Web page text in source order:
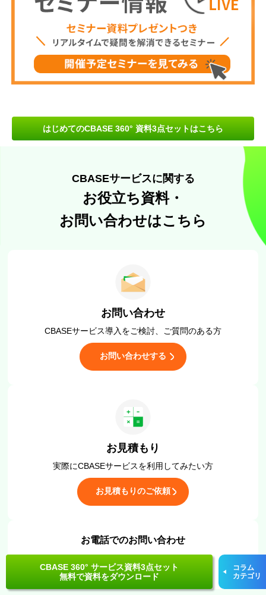
CBASE 360° サービス資料3点セット
無料で資料をダウンロード
コラム
カテゴリ
はじめてのCBASE 360° 資料3点セットはこちら
CBASEサービスに関する
お役立ち資料・
お問い合わせはこちら
お問い合わせ
CBASEサービス導入をご検討、 ご質問のある方
お問い合わせする
お見積もり
実際にCBASEサービスを利用してみたい方
お見積もりのご依頼
お電話でのお問い合わせ
03-5315-4477
9:00-18:00（土日祝を除く）